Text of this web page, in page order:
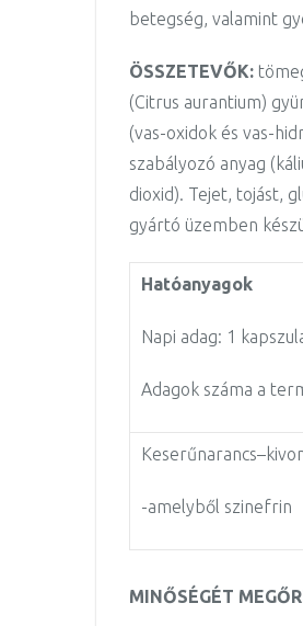
betegség, valamint
ÖSSZETEVŐK:
(Citrus aurantium)
(vas-oxidok és vas-
szabályozó anyag
dioxid). Tejet, tojást,
gyártó üzem ben
Hatóanyagok
Napi adag: 1
Adagok száma a
Keserűnarancs–
-amelyből szinefrin
MINŐSÉGÉT